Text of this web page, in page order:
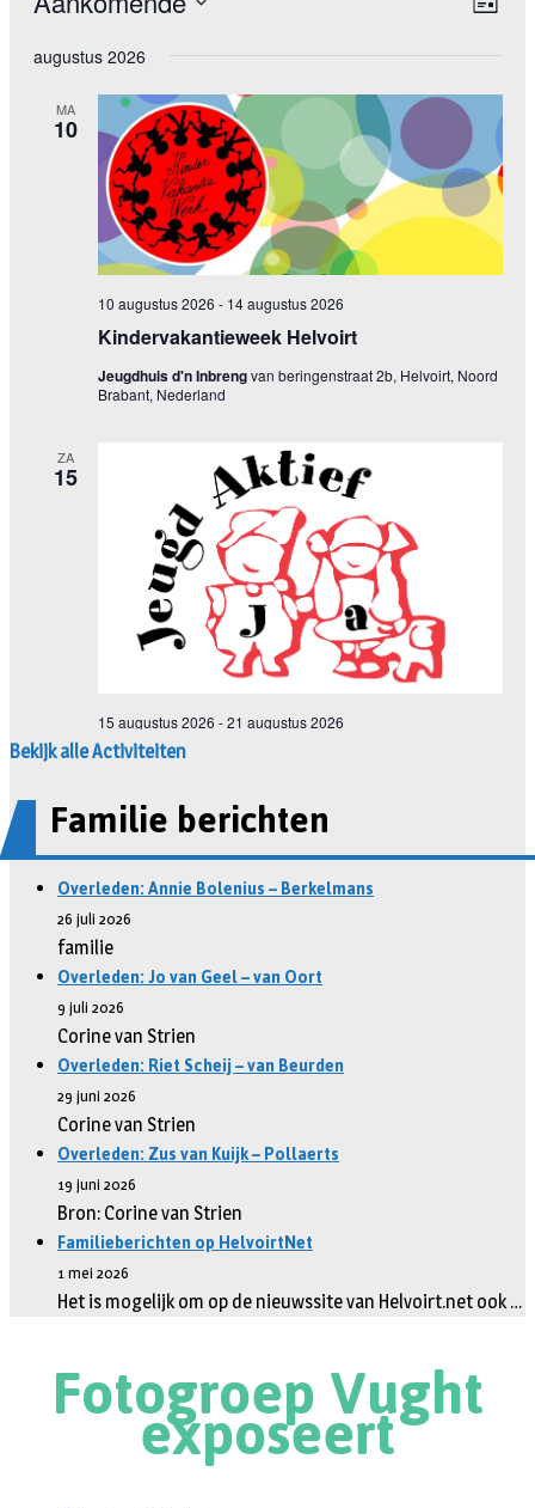
Bekijk alle Activiteiten
Familie berichten
Overleden: Annie Bolenius – Berkelmans
26 juli 2026
familie
Overleden: Jo van Geel – van Oort
9 juli 2026
Corine van Strien
Overleden: Riet Scheij – van Beurden
29 juni 2026
Corine van Strien
Overleden: Zus van Kuijk – Pollaerts
19 juni 2026
Bron: Corine van Strien
Familieberichten op HelvoirtNet
1 mei 2026
Het is mogelijk om op de nieuwssite van Helvoirt.net ook …
Fotogroep Vught
exposeert